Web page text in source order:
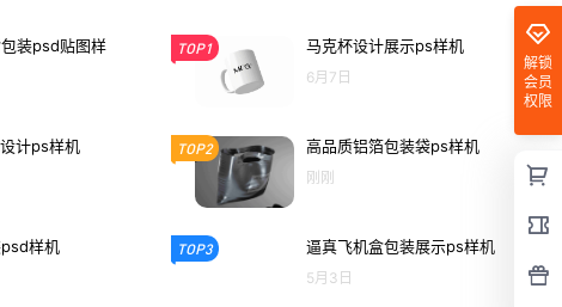
解锁
会员
权限
装psd贴图样
计ps样机
样机
TOP1 马克杯设计展示ps样机
6月7日
TOP2 高品质铝箔包装袋ps样机
刚刚
TOP3 逼真飞机盒包装展示ps样机
5月3日